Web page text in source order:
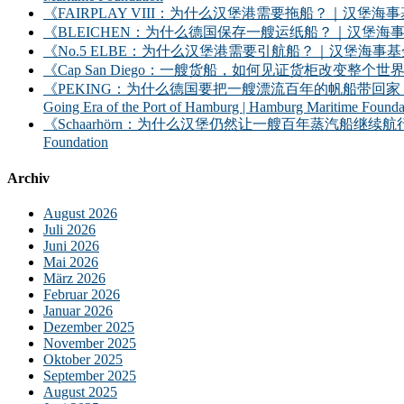
《FAIRPLAY VIII：为什么汉堡港需要拖船？｜汉堡海事
《BLEICHEN：为什么德国保存一艘运纸船？｜汉堡海事
《No.5 ELBE：为什么汉堡港需要引航船？｜汉堡海事基
《Cap San Diego：一艘货船，如何见证货柜改变整个世
《PEKING：为什么德国要把一艘漂流百年的帆船带回
Going Era of the Port of Hamburg | Hamburg Maritime
《Schaarhörn：为什么汉堡仍然让一艘百年蒸汽船继续航
Foundation
Archiv
August 2026
Juli 2026
Juni 2026
Mai 2026
März 2026
Februar 2026
Januar 2026
Dezember 2025
November 2025
Oktober 2025
September 2025
August 2025